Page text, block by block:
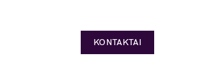
KONTAKTAI